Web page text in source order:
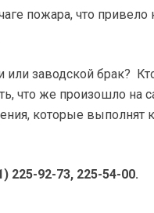
пожара, что
заводской брак?
что же произошло на
которые выполнят
225-92-73, 225-54-00.